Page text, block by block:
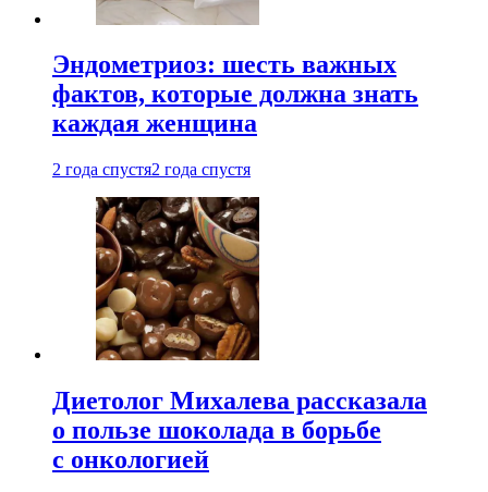
Эндометриоз: шесть важных
фактов, которые должна знать
каждая женщина
2 года спустя2 года спустя
Диетолог Михалева рассказала
о пользе шоколада в борьбе
с онкологией